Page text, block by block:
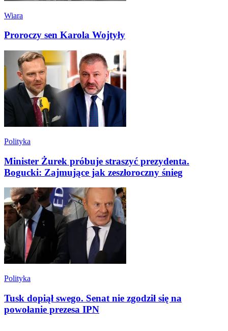
Wiara
Proroczy sen Karola Wojtyły
Polityka
Minister Żurek próbuje straszyć prezydenta.
Bogucki: Zajmujące jak zeszłoroczny śnieg
Polityka
Tusk dopiął swego. Senat nie zgodził się na
powołanie prezesa IPN